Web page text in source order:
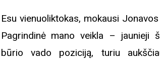
Esu vienuoliktokas, mokausi
Pagrindinė mano veikla – jaunieji
būrio vado poziciją, turiu